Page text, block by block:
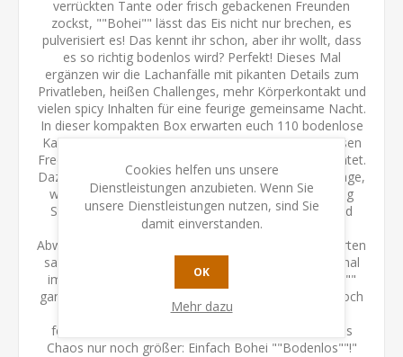
verrückten Tante oder frisch gebackenen Freunden
zockst, ""Bohei"" lässt das Eis nicht nur brechen, es
pulverisiert es! Das kennt ihr schon, aber ihr wollt, dass
es so richtig bodenlos wird? Perfekt! Dieses Mal
ergänzen wir die Lachanfälle mit pikanten Details zum
Privatleben, heißen Challenges, mehr Körperkontakt und
vielen spicy Inhalten für eine feurige gemeinsame Nacht.
In dieser kompakten Box erwarten euch 110 bodenlose
Karten, die eure Partynacht zur positivsten bodenlosen
Frechheit werden lassen, die ihr euch wünschen könntet.
Dazu gibt’s - wie in der Basisvariante - eine Regelablage,
weil – nun ja – Chaos braucht immer noch ein wenig
Struktur, nicht wahr? Drei bekannte Kartenarten und
eine besondere neue sorgen für jede Menge
Abwechslung! Dein Ziel im Auge behalten? Sieben Karten
sammeln. Klingt easy, oder? Aber wenn du dich einmal
im Strudel von ""Bohei"" befindest, wird aus ""easy""
ganz schnell ein wilder Ritt! Wenn der Strudel dann noch
aus Cocktails, Weinschorle, Bier und sonstigen
feuchtfröhlichen Leckereien besteht - dann wird das
Chaos nur noch größer: Einfach Bohei ""Bodenlos""!"
Cookies helfen uns unsere
Dienstleistungen anzubieten. Wenn Sie
unsere Dienstleistungen nutzen, sind Sie
damit einverstanden.
OK
Mehr dazu